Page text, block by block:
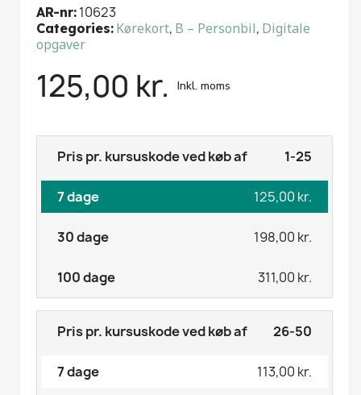
AR-nr 10623
Categories Kørekort, B – Personbil, Digitale
opgaver
125,00 kr. Inkl. moms
1-25
125,00 kr.
198,00 kr.
311,00 kr.
26-50
113,00 kr.